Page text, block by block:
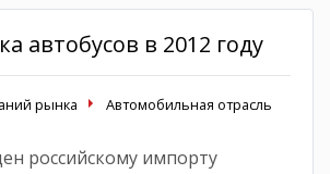
автобусов в 2012 году
рынка
Автомобильная отрасль
российскому импорту